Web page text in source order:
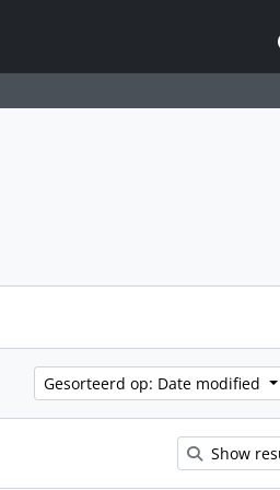
Gesorteerd op: Date modified
Show